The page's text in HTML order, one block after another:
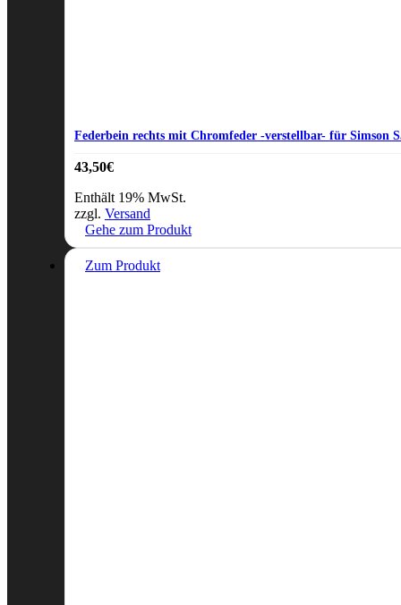
Federbein rechts mit Chromfeder -verstellbar- für Simson
43,50€
Enthält 19% MwSt.
zzgl. Versand
Gehe zum Produkt
Zum Produkt